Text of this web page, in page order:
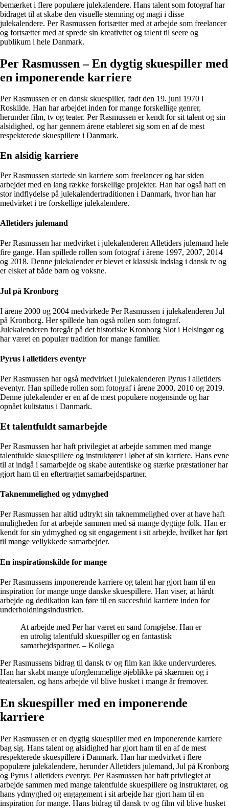
bemærket i flere populære julekalendere. Hans talent som fotograf har
bidraget til at skabe den visuelle stemning og magi i disse
julekalendere. Per Rasmussen fortsætter med at arbejde som freelancer
og fortsætter med at sprede sin kreativitet og talent til seere og
publikum i hele Danmark.
Per Rasmussen – En dygtig skuespiller med
en imponerende karriere
Per Rasmussen er en dansk skuespiller, født den 19. juni 1970 i
Roskilde. Han har arbejdet inden for mange forskellige genrer,
herunder film, tv og teater. Per Rasmussen er kendt for sit talent og sin
alsidighed, og har gennem årene etableret sig som en af de mest
respekterede skuespillere i Danmark.
En alsidig karriere
Per Rasmussen startede sin karriere som freelancer og har siden
arbejdet med en lang række forskellige projekter. Han har også haft en
stor indflydelse på julekalendertraditionen i Danmark, hvor han har
medvirket i tre forskellige julekalendere.
Alletiders julemand
Per Rasmussen har medvirket i julekalenderen Alletiders julemand hele
fire gange. Han spillede rollen som fotograf i årene 1997, 2007, 2014
og 2018. Denne julekalender er blevet et klassisk indslag i dansk tv og
er elsket af både børn og voksne.
Jul på Kronborg
I årene 2000 og 2004 medvirkede Per Rasmussen i julekalenderen Jul
på Kronborg. Her spillede han også rollen som fotograf.
Julekalenderen foregår på det historiske Kronborg Slot i Helsingør og
har været en populær tradition for mange familier.
Pyrus i alletiders eventyr
Per Rasmussen har også medvirket i julekalenderen Pyrus i alletiders
eventyr. Han spillede rollen som fotograf i årene 2000, 2010 og 2019.
Denne julekalender er en af de mest populære nogensinde og har
opnået kultstatus i Danmark.
Et talentfuldt samarbejde
Per Rasmussen har haft privilegiet at arbejde sammen med mange
talentfulde skuespillere og instruktører i løbet af sin karriere. Hans evne
til at indgå i samarbejde og skabe autentiske og stærke præstationer har
gjort ham til en eftertragtet samarbejdspartner.
Taknemmelighed og ydmyghed
Per Rasmussen har altid udtrykt sin taknemmelighed over at have haft
muligheden for at arbejde sammen med så mange dygtige folk. Han er
kendt for sin ydmyghed og sit engagement i sit arbejde, hvilket har ført
til mange vellykkede samarbejder.
En inspirationskilde for mange
Per Rasmussens imponerende karriere og talent har gjort ham til en
inspiration for mange unge danske skuespillere. Han viser, at hårdt
arbejde og dedikation kan føre til en succesfuld karriere inden for
underholdningsindustrien.
At arbejde med Per har været en sand fornøjelse. Han er
en utrolig talentfuld skuespiller og en fantastisk
samarbejdspartner. – Kollega
Per Rasmussens bidrag til dansk tv og film kan ikke undervurderes.
Han har skabt mange uforglemmelige øjeblikke på skærmen og i
teatersalen, og hans arbejde vil blive husket i mange år fremover.
En skuespiller med en imponerende
karriere
Per Rasmussen er en dygtig skuespiller med en imponerende karriere
bag sig. Hans talent og alsidighed har gjort ham til en af de mest
respekterede skuespillere i Danmark. Han har medvirket i flere
populære julekalendere, herunder Alletiders julemand, Jul på Kronborg
og Pyrus i alletiders eventyr. Per Rasmussen har haft privilegiet at
arbejde sammen med mange talentfulde skuespillere og instruktører, og
hans ydmyghed og engagement i sit arbejde har gjort ham til en
inspiration for mange. Hans bidrag til dansk tv og film vil blive husket